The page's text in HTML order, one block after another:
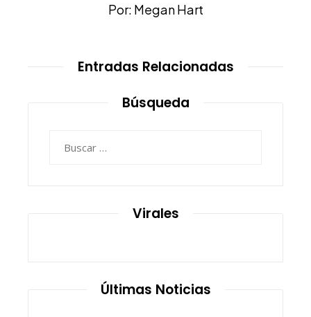
Por: Megan Hart
Entradas Relacionadas
Búsqueda
Virales
Últimas Noticias